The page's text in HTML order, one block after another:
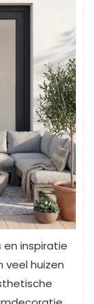
en inspiratie
veel huizen